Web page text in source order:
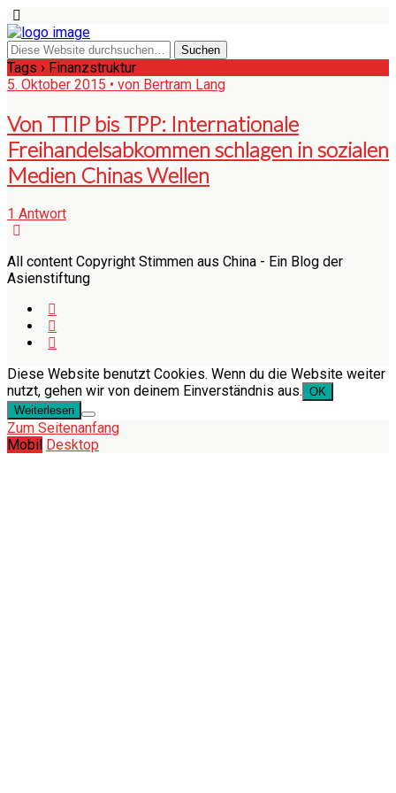
Tags › Finanzstruktur
5. Oktober 2015 • von Bertram Lang
Von TTIP bis TPP: Internationale
Freihandelsabkommen schlagen in sozialen
Medien Chinas Wellen
1 Antwort
All content Copyright Stimmen aus China - Ein Blog der
Asienstiftung
Diese Website benutzt Cookies. Wenn du die Website weiter
nutzt, gehen wir von deinem Einverständnis aus. OK
Weiterlesen
Zum Seitenanfang
Mobil Desktop